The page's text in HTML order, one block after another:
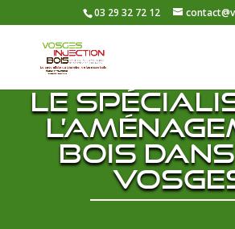
03 29 32 72 12
Le
bois